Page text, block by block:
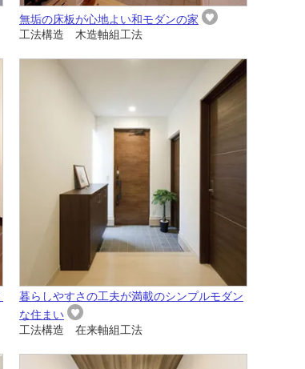
無垢の床板が心地よい和モダンの家
工法構造 木造軸組工法
暮らしやすさの工夫が満載のシンプルモダン
な住まい
工法構造 在来軸組工法